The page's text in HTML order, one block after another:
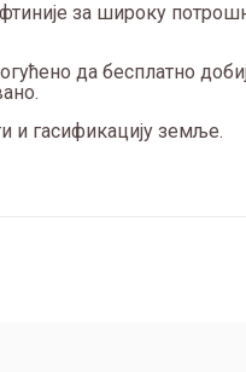
за широку
да бесплатно
и гасификацију земље.